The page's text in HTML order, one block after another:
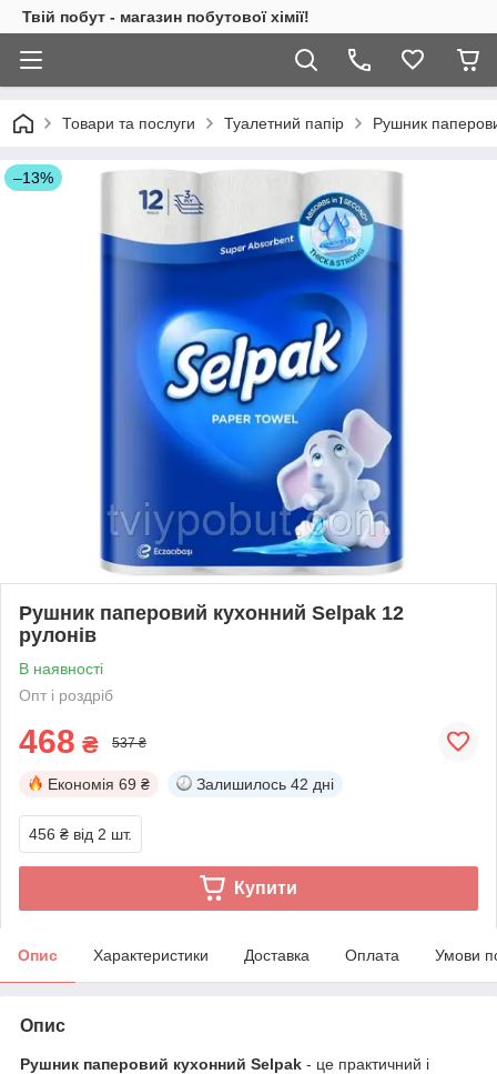
Твій побут - магазин побутової хімії!
Товари та послуги Туалетний папір Рушник
–13%
Рушник паперовий кухонний Selpak 12
рулонів
В наявності
Опт і роздріб
468 ₴ 537 ₴
Економія 69 ₴ Залишилось 42 дні
456 ₴ від 2 шт.
Купити
Опис Характеристики Доставка Оплата Умови
Опис
Рушник паперовий кухонний Selpak - це практичний і